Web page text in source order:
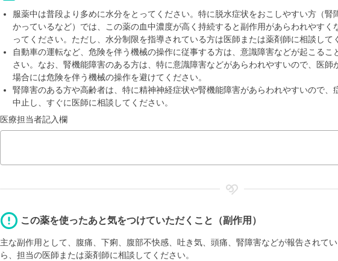
服薬中は普段より多めに水分をとってください。特に脱水症状をおこしやすい方（腎
かっているなど）では、この薬の血中濃度が高く持続すると副作用があらわれやすく
ってください。ただし、水分制限を指導されている方は医師または薬剤師に相談して
自動車の運転など、危険を伴う機械の操作に従事する方は、意識障害などが起こる
さい。なお、腎機能障害のある方は、特に意識障害などがあらわれやすいので、医師
場合には危険を伴う機械の操作を避けてください。
腎障害のある方や高齢者は、特に精神神経症状や腎機能障害があらわれやすいので、
中止し、すぐに医師に相談してください。
医療担当者記入欄
この薬を使ったあと気をつけていただくこと（副作用）
主な副作用として、腹痛、下痢、腹部不快感、吐き気、頭痛、腎障害などが報告されて
ら、担当の医師または薬剤師に相談してください。